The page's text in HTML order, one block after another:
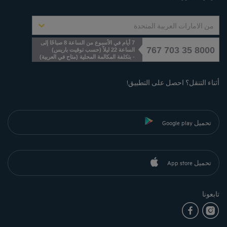
من الامارات العربية المتحدة
8000 35 703 767
7 أيام في الأسبوع من الساعة 8 صباحًا إلى
الساعة 22 ليلاً (حسب توقيت باريس)
- بتكلفة المكالمة المحلية (متاح في العربية)
أثناء التنقل؟ احصل على التطبيق!
تحميل Google play
تحميل App store
تابعونا